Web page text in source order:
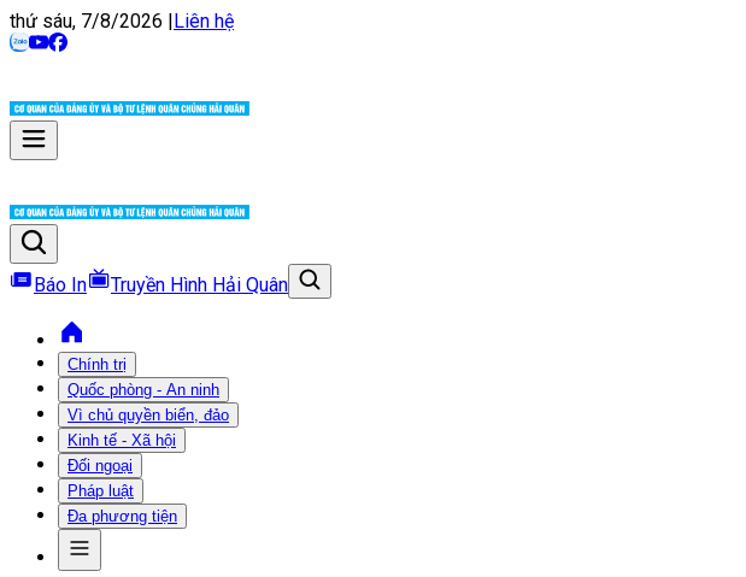
thứ sáu, 7/8/2026 |Liên hệ
Báo In Truyền Hình Hải Quân
Chính trị
Quốc phòng - An ninh
Vì chủ quyền biển, đảo
Kinh tế - Xã hội
Đối ngoại
Pháp luật
Đa phương tiện